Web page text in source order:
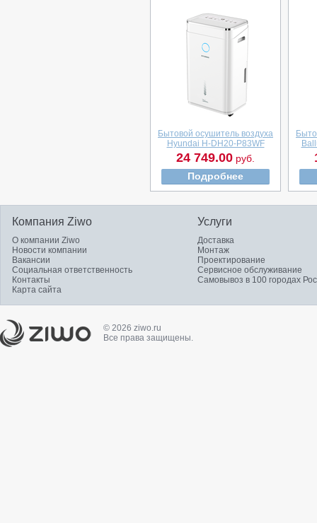
Бытовой осушитель воздуха
Hyundai H-DH20-P83WF
24 749.00 руб.
Подробнее
Компания Ziwo
О компании Ziwo
Новости компании
Вакансии
Социальная ответственность
Контакты
Карта сайта
Услуги
Доставка
Монтаж
Проектирование
Сервисное обслуживание
Самовывоз в 100 городах
© 2026 ziwo.ru
Все права защищены.